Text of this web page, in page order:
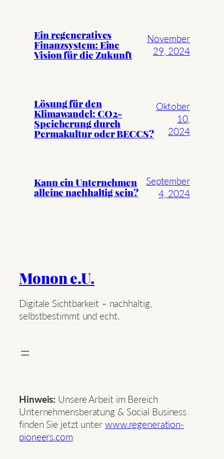
Ein regeneratives
Finanzsystem: Eine
Vision für die Zukunft
November
29, 2024
Lösung für den
Klimawandel: CO2-
Speicherung durch
Permakultur oder BECCS?
Oktober
10,
2024
Kann ein Unternehmen
alleine nachhaltig sein?
September
4, 2024
Monon e.U.
Digitale Sichtbarkeit – nachhaltig,
selbstbestimmt und echt.
Hinweis: Unsere Arbeit im Bereich
Unternehmensberatung & Social Business
finden Sie jetzt unter www.regeneration-
pioneers.com